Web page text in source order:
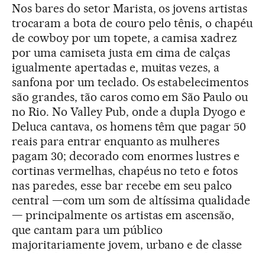
Nos bares do setor Marista, os jovens artistas
trocaram a bota de couro pelo tênis, o chapéu
de cowboy por um topete, a camisa xadrez
por uma camiseta justa em cima de calças
igualmente apertadas e, muitas vezes, a
sanfona por um teclado. Os estabelecimentos
são grandes, tão caros como em São Paulo ou
no Rio. No Valley Pub, onde a dupla Dyogo e
Deluca cantava, os homens têm que pagar 50
reais para entrar enquanto as mulheres
pagam 30; decorado com enormes lustres e
cortinas vermelhas, chapéus no teto e fotos
nas paredes, esse bar recebe em seu palco
central —com um som de altíssima qualidade
— principalmente os artistas em ascensão,
que cantam para um público
majoritariamente jovem, urbano e de classe